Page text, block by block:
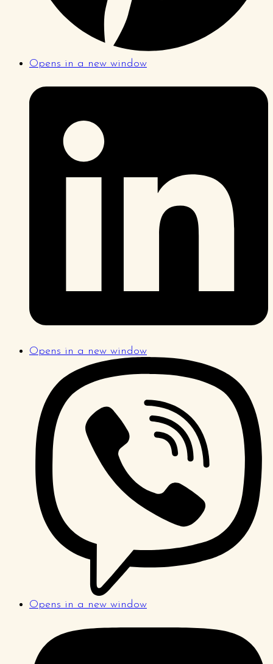
Opens in a new window
Opens in a new window
Opens in a new window